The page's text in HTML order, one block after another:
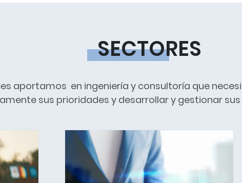
SECTORES
aportamos en ingeniería y consultoría que
sus prioridades y desarrollar y gestionar